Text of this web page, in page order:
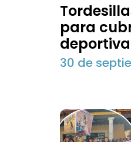
para
deportiva
30 de